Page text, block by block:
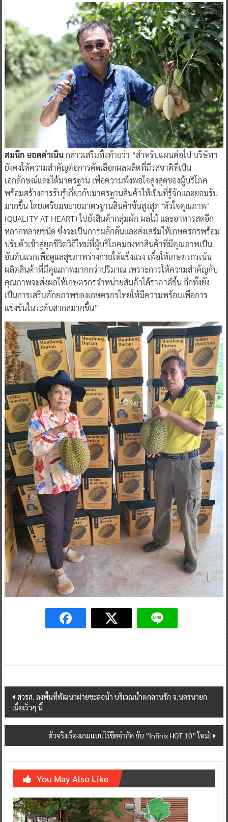
สมนึก ยอดดำเนิน
กล่าวเสริมทิ้งท้ายว่า “สำหรับแผนต่อไป บริษัทฯ
ยังคงให้ความสำคัญต่อการคัดเลือกผลผลิตที่มีรสชาติที่เป็น
เอกลักษณ์และได้มาตรฐาน เพื่อความพึงพอใจสูงสุดของผู้บริโภค
พร้อมสร้างการรับรู้เกี่ยวกับมาตรฐานสินค้าให้เป็นที่รู้จักและยอมรับ
มากขึ้น โดยเตรียมขยายมาตรฐานสินค้าขั้นสูงสุด ‘หัวใจคุณภาพ’
(QUALITY AT HEART) ไปยังสินค้ากลุ่มผัก ผลไม้ และอาหารสดอีก
หลากหลายชนิด ซึ่งจะเป็นการผลักดันและส่งเสริมให้เกษตรกรพร้อม
ปรับตัวเข้าสู่ยุคชีวิตวิถีใหม่ที่ผู้บริโภคมองหาสินค้าที่มีคุณภาพเป็น
อันดับแรกเพื่อดูแลสุขภาพร่างกายให้แข็งแรง เพื่อให้เกษตรกรเน้น
ผลิตสินค้าที่มีคุณภาพมากกว่าปริมาณ เพราะการให้ความสำคัญกับ
คุณภาพจะส่งผลให้เกษตรกรจำหน่ายสินค้าได้ราคาดีขึ้น อีกทั้งยัง
เป็นการเสริมศักยภาพของเกษตรกรไทยให้มีความพร้อมเพื่อการ
แข่งขันในระดับสากลมากขึ้น”
navigation
เมื่อเร็วๆ นี้